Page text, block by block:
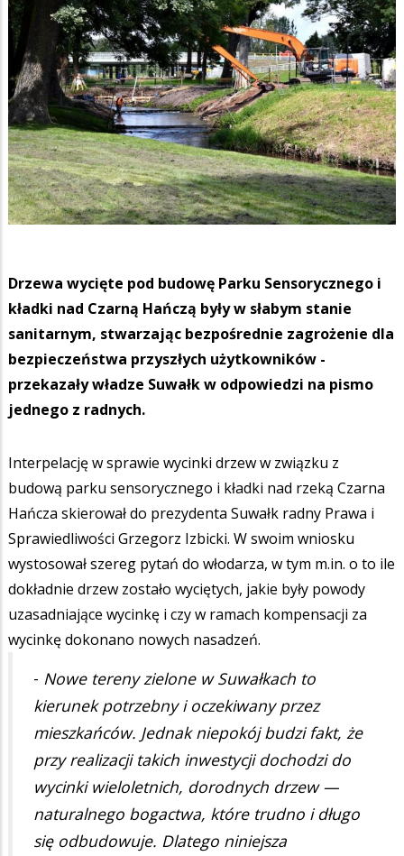
Drzewa wycięte pod budowę Parku Sensorycznego i
kładki nad Czarną Hańczą były w słabym stanie
sanitarnym, stwarzając bezpośrednie zagrożenie dla
bezpieczeństwa przyszłych użytkowników -
przekazały władze Suwałk w odpowiedzi na pismo
jednego z radnych.
Interpelację w sprawie wycinki drzew w związku z
budową parku sensorycznego i kładki nad rzeką Czarna
Hańcza skierował do prezydenta Suwałk radny Prawa i
Sprawiedliwości Grzegorz Izbicki. W swoim wniosku
wystosował szereg pytań do włodarza, w tym m.in. o to ile
dokładnie drzew zostało wyciętych, jakie były powody
uzasadniające wycinkę i czy w ramach kompensacji za
wycinkę dokonano nowych nasadzeń.
- Nowe tereny zielone w Suwałkach to
kierunek potrzebny i oczekiwany przez
mieszkańców. Jednak niepokój budzi fakt, że
przy realizacji takich inwestycji dochodzi do
wycinki wieloletnich, dorodnych drzew —
naturalnego bogactwa, które trudno i długo
się odbudowuje. Dlatego niniejsza